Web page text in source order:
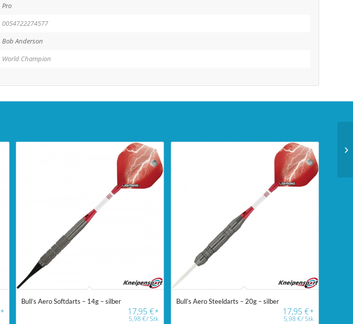
Pro
0054722274577
Bob Anderson
World Champion
*
Bull’s Aero Softdarts – 14g – silber
17,95€*
5,98€/Stk
Bull’s Aero Steeldarts – 20g – silber
17,95€*
5,98 €/Stk